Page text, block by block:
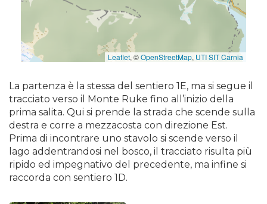
Leaflet, ©OpenStreetMap, UTI SIT Carnia
La partenza è la stessa del sentiero 1E, ma si segue il
tracciato verso il Monte Ruke fino all’inizio della
prima salita. Qui si prende la strada che scende sulla
destra e corre a mezzacosta con direzione Est.
Prima di incontrare uno stavolo si scende verso il
lago addentrandosi nel bosco, il tracciato risulta più
ripido ed impegnativo del precedente, ma infine si
raccorda con sentiero 1D.